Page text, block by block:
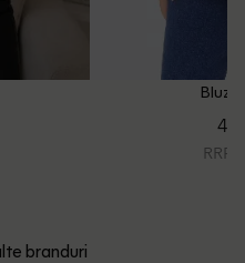
Bluza
RRP:
branduri